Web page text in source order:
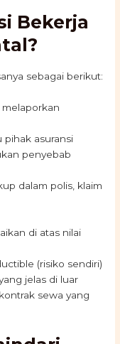
Bekerja
sebagai berikut:
pihak asuransi
penyebab
dalam polis, klaim
di atas nilai
(risiko sendiri)
jelas di luar
sewa yang